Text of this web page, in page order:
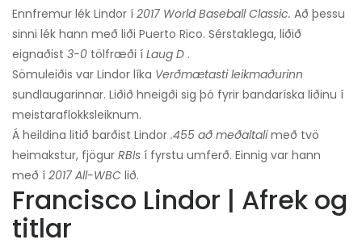
Ennfremur lék Lindor í 2017 World Baseball Classic. Að þessu
sinni lék hann með liði Puerto Rico. Sérstaklega, liðið
eignaðist 3-0 tölfræði í Laug D .
Sömuleiðis var Lindor líka Verðmætasti leikmaðurinn
sundlaugarinnar. Liðið hneigði sig þó fyrir bandaríska liðinu í
meistaraflokksleiknum.
Á heildina litið barðist Lindor .455 að meðaltalimeð tvö
heimakstur, fjögur RBIs í fyrstu umferð. Einnig var hann
með í 2017 All-WBC lið.
Francisco Lindor | Afrek og
titlar